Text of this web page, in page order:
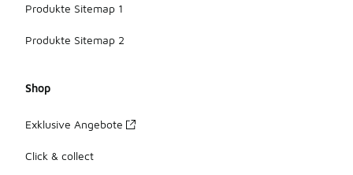
Produkte Sitemap 1
Produkte Sitemap 2
Shop
Exklusive Angebote
Click & collect